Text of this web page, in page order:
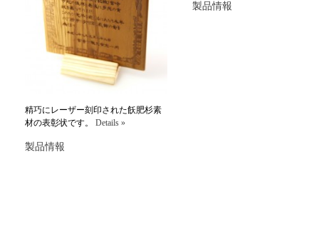
製品情報
精巧にレーザー刻印された飫肥杉素
材の表彰状です。 Details »
製品情報